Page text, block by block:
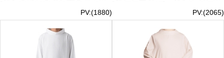
PV:(1880) PV:(2065)